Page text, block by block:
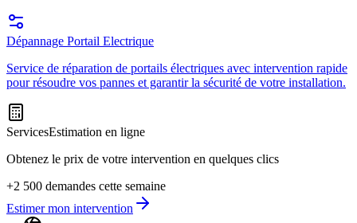
Dépannage Portail Electrique
Service de réparation de portails électriques avec intervention rapide
pour résoudre vos pannes et garantir la sécurité de votre installation.
ServicesEstimation en ligne
Obtenez le prix de votre intervention en quelques clics
+2 500 demandes cette semaine
Estimer mon intervention